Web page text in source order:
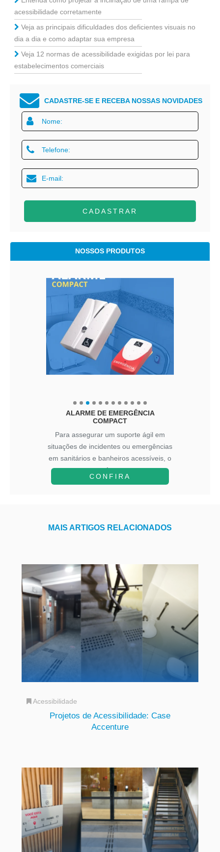
acessibilidade corretamente
Veja as principais dificuldades dos deficientes visuais no
dia a dia e como adaptar sua empresa
Veja 12 normas de acessibilidade exigidas por lei para
estabelecimentos comerciais
CADASTRE-SE E RECEBA NOSSAS NOVIDADES
CADASTRAR
NOSSOS PRODUTOS
ALARME DE EMERGÊNCIA
COMPACT
Para assegurar um suporte ágil em
situações de incidentes ou emergências
em sanitários e banheiros acessíveis, o
A...
CONFIRA
MAIS ARTIGOS RELACIONADOS
Acessibilidade
Projetos de Acessibilidade: Case
Accenture